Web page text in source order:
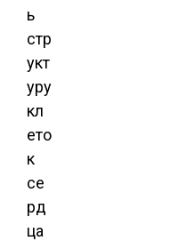
ь
стр
укт
уру
кл
ето
к
се
рд
ца